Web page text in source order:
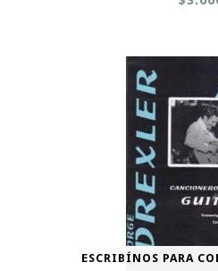
ESCRIBÍNOS PARA